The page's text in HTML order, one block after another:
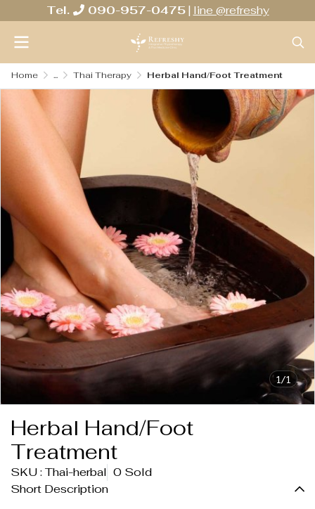
Tel. 090-957-0475| line @refreshy
Home ... Thai Therapy Herbal Hand/Foot Treatment
1/1
Herbal Hand/Foot
Treatment
SKU : Thai-herbal 0 Sold
Short Description